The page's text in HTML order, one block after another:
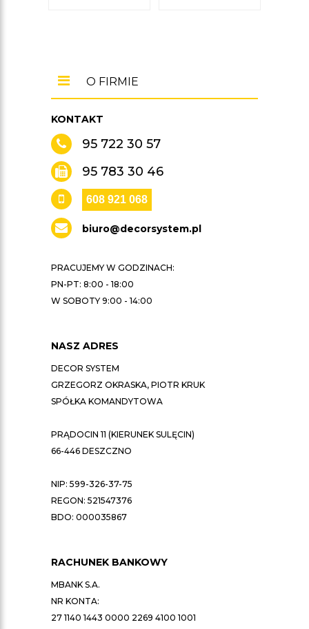
KONTAKT
95 722 30 57
95 783 30 46
608 921 068
biuro@decorsystem.pl
PRACUJEMY W GODZINACH:
PN-PT: 8:00 - 18:00
W SOBOTY 9:00 - 14:00
NASZ ADRES
DECOR SYSTEM
GRZEGORZ OKRASKA, PIOTR KRUK
SPÓŁKA KOMANDYTOWA
PRĄDOCIN 11 (KIERUNEK SULĘCIN)
66-446 DESZCZNO
NIP: 599-326-37-75
REGON: 521547376
BDO: 000035867
O FIRMIE
RACHUNEK BANKOWY
MBANK S.A.
NR KONTA:
27 1140 1443 0000 2269 4100 1001